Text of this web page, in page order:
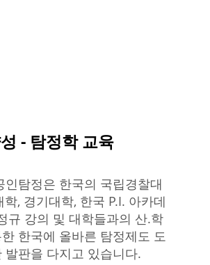
- 탐정학 교육
인탐정은 한국의 국립경찰대
학, 경기대학, 한국 P.I. 아카데
규 강의 및 대학들과의 산.학
한국에 올바른 탐정제도 도
발판을 다지고 있습니다.